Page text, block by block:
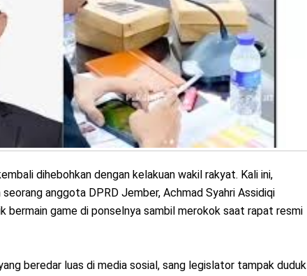
dihebohkan dengan kelakuan wakil rakyat. Kali ini,
anggota DPRD Jember, Achmad Syahri Assidiqi
bermain game di ponselnya sambil merokok saat rapat resmi
beredar luas di media sosial, sang legislator tampak duduk